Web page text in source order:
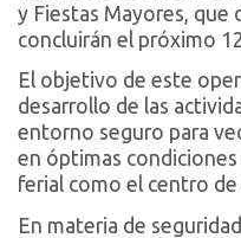
y Fiestas Mayores, que
concluirán el próximo
El objetivo de este
desarrollo de las
entorno seguro para
en óptimas
ferial como el centro de
En materia de